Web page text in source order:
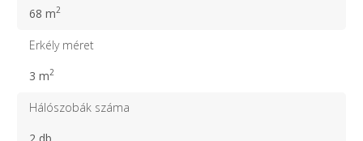
68 m2
Erkély méret
3 m2
Hálószobák száma
2 db